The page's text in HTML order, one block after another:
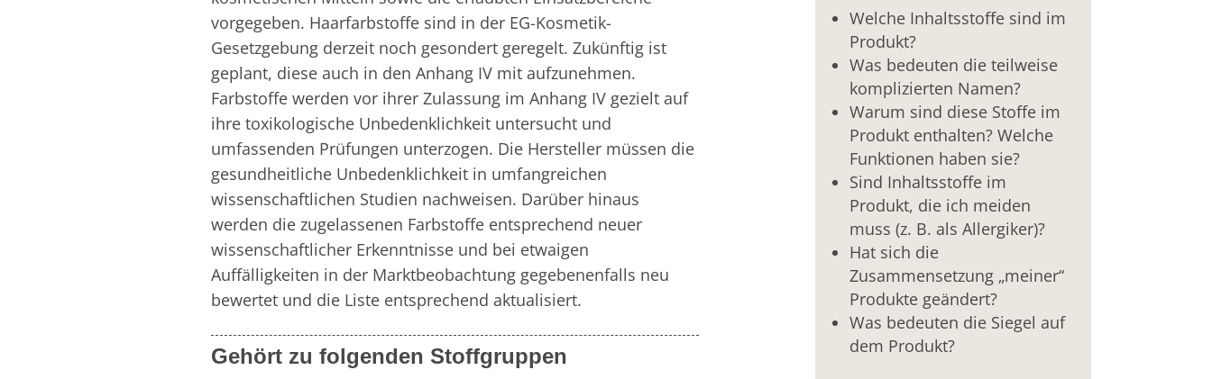
vorgegeben. Haarfarbstoffe sind in der EG-Kosmetik-
Gesetzgebung derzeit noch gesondert geregelt. Zukünftig ist
geplant, diese auch in den Anhang IV mit aufzunehmen.
Farbstoffe werden vor ihrer Zulassung im Anhang IV gezielt auf
ihre toxikologische Unbedenklichkeit untersucht und
umfassenden Prüfungen unterzogen. Die Hersteller müssen die
gesundheitliche Unbedenklichkeit in umfangreichen
wissenschaftlichen Studien nachweisen. Darüber hinaus
werden die zugelassenen Farbstoffe entsprechend neuer
wissenschaftlicher Erkenntnisse und bei etwaigen
Auffälligkeiten in der Marktbeobachtung gegebenenfalls neu
bewertet und die Liste entsprechend aktualisiert.
Gehört zu folgenden Stoffgruppen
Welche Inhaltsstoffe sind im
Produkt?
Was bedeuten die teilweise
komplizierten Namen?
Warum sind diese Stoffe im
Produkt enthalten? Welche
Funktionen haben sie?
Sind Inhaltsstoffe im
Produkt, die ich meiden
muss (z. B. als Allergiker)?
Hat sich die
Zusammensetzung „meiner“
Produkte geändert?
Was bedeuten die Siegel auf
dem Produkt?